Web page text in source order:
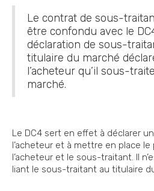
Le contrat de sous-
être confondu avec le
déclaration de sous-
titulaire du marché
l’acheteur qu’il sous-
marché.
Le DC4 sert en effet à déclarer
l’acheteur et à mettre en place
l’acheteur et le sous-traitant. Il
liant le sous-traitant au titulaire